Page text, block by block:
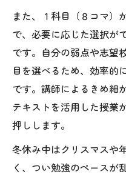
効率的な受験
学びを深める冬休
受験対策に役
冬休みを有意
受験対策で冬
学びを深めるた
冬休みの過ご
苦手克服に最適な
また、１科目（８コマ）
で、必要に応じた選択が
です。自分の弱点や志望
目を選べるため、効率的
です。講師によるきめ細
テキストを活用した授業
押しします。
冬休み中はクリスマスや
く、つい勉強のペースが